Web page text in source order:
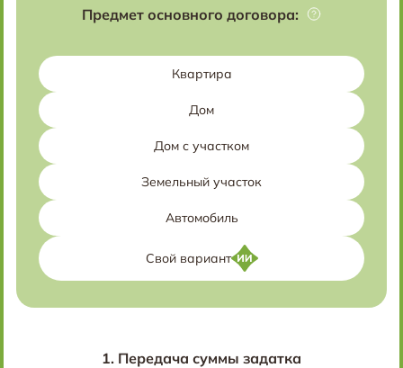
Предмет основного договора:
Квартира
Дом
Дом с участком
Земельный участок
Автомобиль
Свой вариант
1. Передача суммы задатка